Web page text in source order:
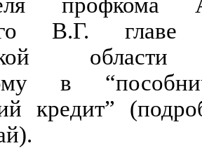
В.Г. главе
области
в
кредит”